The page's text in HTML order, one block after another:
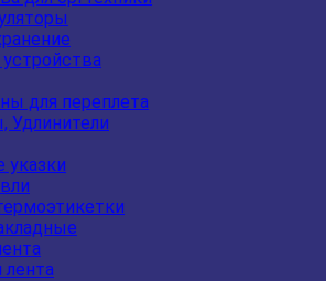
для переплета
Удлинители
указки
лента